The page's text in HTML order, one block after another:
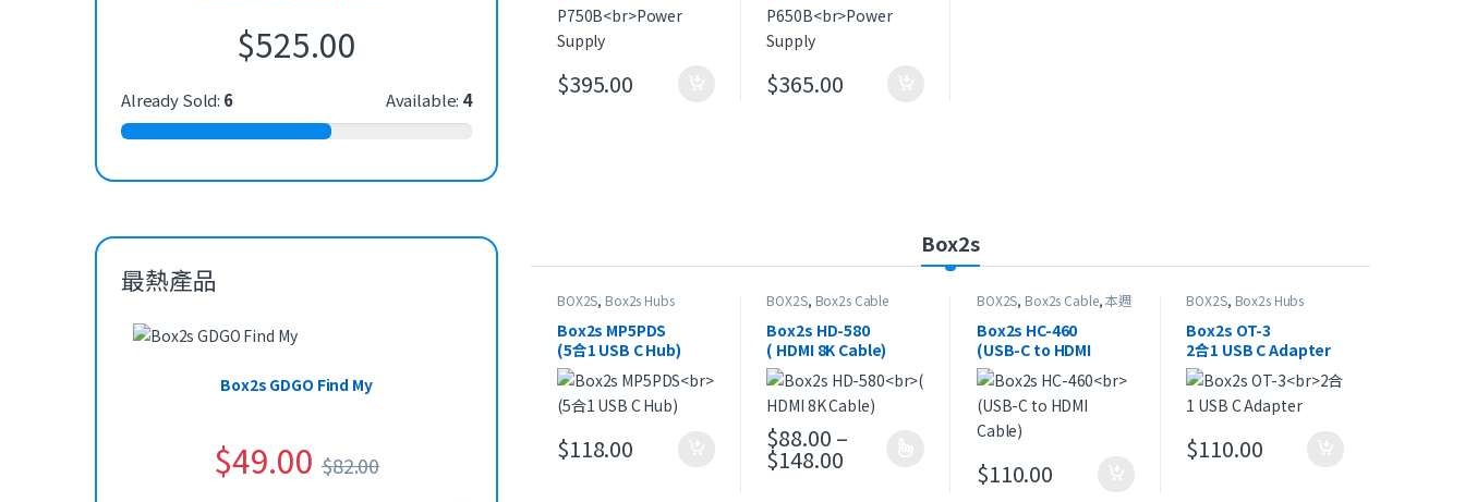
$525.00
Already Sold: 6 Available: 4
$395.00 $365.00
最熱產品
Box2s GDGO Find My
$49.00 $82.00
Box2s
BOX2S, Box2s Hubs
Box2s MP5PDS
(5合1 USB C Hub)
$118.00
BOX2S, Box2s Cable
Box2s HD-580
( HDMI 8K Cable)
$88.00 –
$148.00價格範圍：$88.00 到 $148.00
此產品有多種款式。 可在產品頁面選擇選項
BOX2S, Box2s Cable,本週
精選
Box2s HC-460
(USB-C to HDMI
Cable)
$110.00
BOX2S, Box2s Hubs
Box2s OT-3
2合1 USB C Adapter
$110.00